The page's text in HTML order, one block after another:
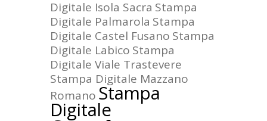
Digitale Isola Sacra Stampa
Digitale Palmarola Stampa
Digitale Castel Fusano Stampa
Digitale Labico Stampa
Digitale Viale Trastevere
Stampa Digitale Mazzano
Romano Stampa
Digitale